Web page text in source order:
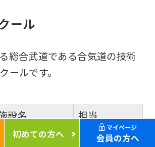
ール
総合武道である合気道の技術
ールです。
設名
第１スタジオ
担当
初めての方へ
マイページ
会員の方へ